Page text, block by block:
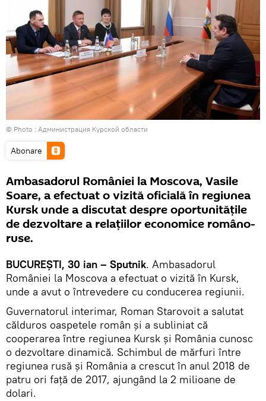
© Photo : Администрация Курской области
Abonare
Ambasadorul României la Moscova, Vasile
Soare, a efectuat o vizită oficială în regiunea
Kursk unde a discutat despre oportunitățile
de dezvoltare a relațiilor economice româno-
ruse.
BUCUREȘTI, 30 ian – Sputnik. Ambasadorul
României la Moscova a efectuat o vizită în Kursk,
unde a avut o întrevedere cu conducerea regiunii.
Guvernatorul interimar, Roman Starovoit a salutat
călduros oaspetele român și a subliniat că
cooperarea între regiunea Kursk și România cunosc
o dezvoltare dinamică. Schimbul de mărfuri între
regiunea rusă și România a crescut în anul 2018 de
patru ori față de 2017, ajungând la 2 milioane de
dolari.